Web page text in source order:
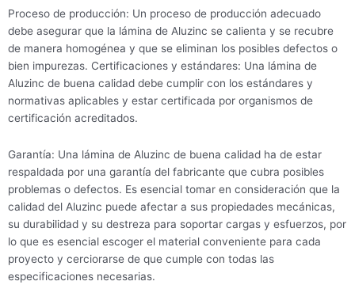
Proceso de producción: Un proceso de producción adecuado
debe asegurar que la lámina de Aluzinc se calienta y se recubre
de manera homogénea y que se eliminan los posibles defectos o
bien impurezas. Certificaciones y estándares: Una lámina de
Aluzinc de buena calidad debe cumplir con los estándares y
normativas aplicables y estar certificada por organismos de
certificación acreditados.
Garantía: Una lámina de Aluzinc de buena calidad ha de estar
respaldada por una garantía del fabricante que cubra posibles
problemas o defectos. Es esencial tomar en consideración que la
calidad del Aluzinc puede afectar a sus propiedades mecánicas,
su durabilidad y su destreza para soportar cargas y esfuerzos, por
lo que es esencial escoger el material conveniente para cada
proyecto y cerciorarse de que cumple con todas las
especificaciones necesarias.